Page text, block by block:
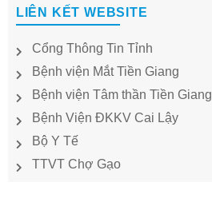
LIÊN KẾT WEBSITE
Cổng Thông Tin Tỉnh
Bệnh viện Mắt Tiền Giang
Bệnh viện Tâm thần Tiền Giang
Bệnh Viện ĐKKV Cai Lậy
Bộ Y Tế
TTVT Chợ Gạo